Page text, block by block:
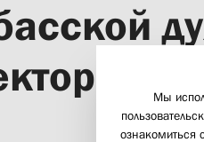
СФИ
Мы
ознакомиться